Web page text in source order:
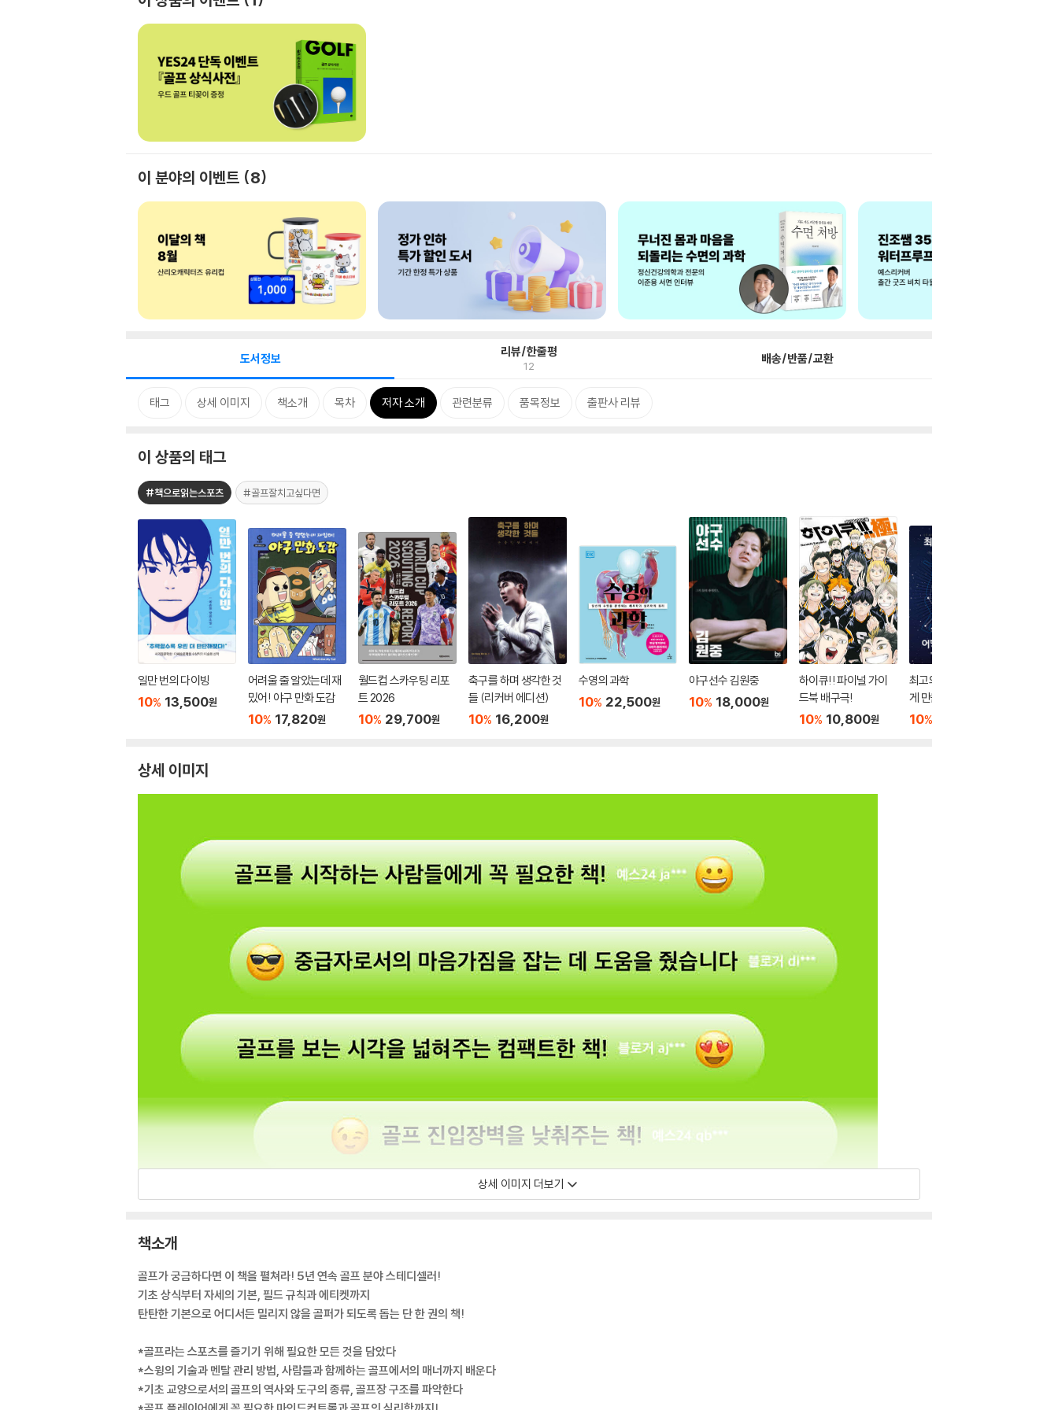
이 분야의 이벤트 8
도서정보 리뷰/한줄평
12 배송/반품/교환
태그 상세 이미지 책소개 목차 저자 소개 관련분류 품목정보 출판사 리뷰
이 상품의 태그
#책으로읽는스포츠 #골프잘치고싶다면
일만 번의 다이빙
10% 13,500원
어려울 줄 알았는데 재
밌어! 야구 만화 도감
10% 17,820원
월드컵 스카우팅 리포
트 2026
10% 29,700원
축구를 하며 생각한 것
들 (리커버 에디션)
10% 16,200원
수영의 과학
10% 22,500원
야구선수 김원중
10% 18,000원
하이큐!! 파이널 가이
드북 배구극!
10% 10,800원
최고의 움직임은 어떻
게 만들어지는가
10%
상세 이미지
상세 이미지 더보기
책소개
골프가 궁금하다면 이 책을 펼쳐라! 5년 연속 골프 분야 스테디셀러!
기초 상식부터 자세의 기본, 필드 규칙과 에티켓까지
탄탄한 기본으로 어디서든 밀리지 않을 골퍼가 되도록 돕는 단 한 권의 책!
*골프라는 스포츠를 즐기기 위해 필요한 모든 것을 담았다
*스윙의 기술과 멘탈 관리 방법, 사람들과 함께하는 골프에서의 매너까지 배운다
*기초 교양으로서의 골프의 역사와 도구의 종류, 골프장 구조를 파악한다